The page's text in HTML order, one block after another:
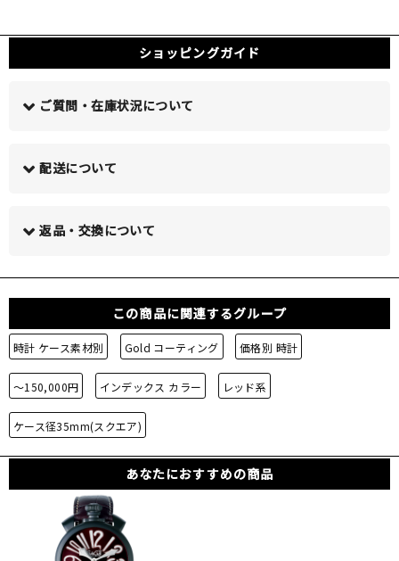
ショッピングガイド
ご質問・在庫状況について
配送について
返品・交換について
この商品に関連するグループ
時計 ケース素材別 Gold コーティング 価格別 時計
～150,000円 インデックス カラー レッド系
ケース径35mm(スクエア)
あなたにおすすめの商品